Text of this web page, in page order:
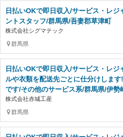
日払いOKで即日収入/サービス・レジ
ントスタッフ/群馬県/吾妻郡草津町
株式会社シグマテック
群馬県
日払いOKで即日収入/サービス・レ
ルや衣類を配送先ごとに仕分けしま
です/その他のサービス系/群馬県/伊勢
株式会社赤城工産
群馬県